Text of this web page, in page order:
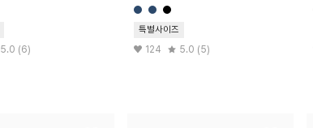
5.0 (6)
특별사이즈
124 5.0 (5)